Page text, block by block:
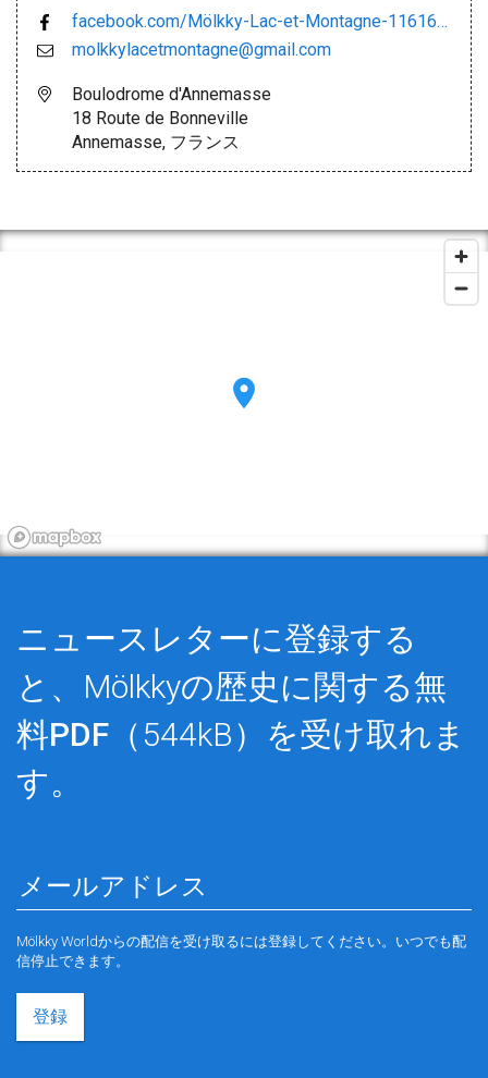
facebook.com/Mölkky-Lac-et-Montagne-116165546440286/
molkkylacetmontagne@gmail.com
Boulodrome d'Annemasse
18 Route de Bonneville
Annemasse, フランス
ニュースレターに登録する
と、Mölkkyの歴史に関する無
料PDF （544kB）を受け取れま
す。
Mölkky Worldからの配信を受け取るには登録してください。いつでも配
信停止できます。
登録